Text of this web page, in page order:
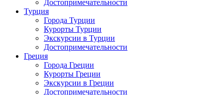
Достопримечательности
Турция
Города Турции
Курорты Турции
Экскурсии в Турции
Достопримечательности
Греция
Города Греции
Курорты Греции
Экскурсии в Греции
Достопримечательности